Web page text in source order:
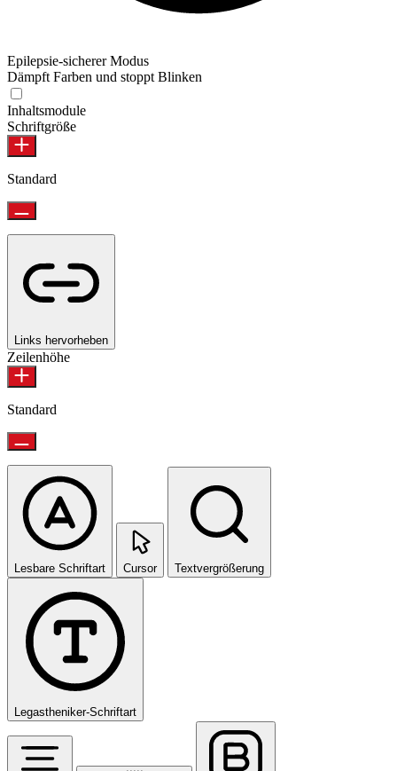
Epilepsie-sicherer Modus
Dämpft Farben und stoppt Blinken
Inhaltsmodule
Schriftgröße
Standard
Links hervorheben
Zeilenhöhe
Standard
Lesbare Schriftart Cursor Textvergrößerung
Legastheniker-Schriftart